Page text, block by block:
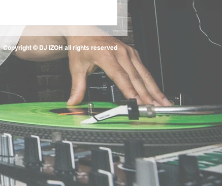
Copyright ©︎ DJ IZOH all rights reserved